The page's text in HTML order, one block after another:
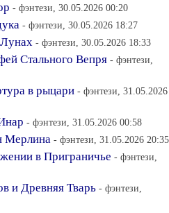
- фэнтези, 30.05.2026 00:20
- фэнтези, 30.05.2026 18:27
- фэнтези, 30.05.2026 18:33
Стального Вепря - фэнтези,
в рыцари - фэнтези, 31.05.2026
- фэнтези, 31.05.2026 00:58
Мерлина - фэнтези, 31.05.2026 20:35
в Приграничье - фэнтези,
и Древняя Тварь - фэнтези,